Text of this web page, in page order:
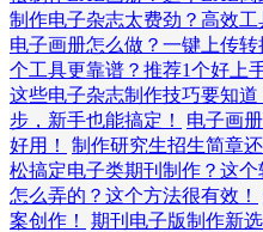
制作电子杂志太费劲？高效工
电子画册怎么做？一键上传转
个工具更靠谱？推荐1个好上
这些电子杂志制作技巧要知道
步，新手也能搞定！
电子画
好用！
制作研究生招生简章
松搞定电子类期刊制作？这个
怎么弄的？这个方法很有效！
案创作！
期刊电子版制作新